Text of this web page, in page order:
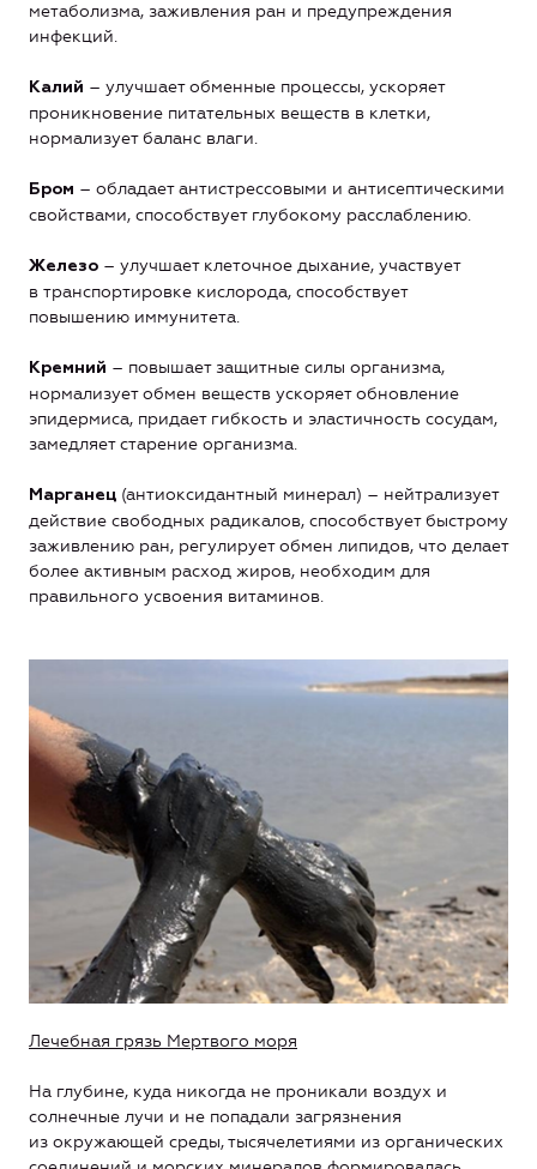
метаболизма, заживления ран и предупреждения
инфекций.
Калий – улучшает обменные процессы, ускоряет
проникновение питательных веществ в клетки,
нормализует баланс влаги.
Бром – обладает антистрессовыми и антисептическими
свойствами, способствует глубокому расслаблению.
Железо – улучшает клеточное дыхание, участвует
в транспортировке кислорода, способствует
повышению иммунитета.
Кремний – повышает защитные силы организма,
нормализует обмен веществ ускоряет обновление
эпидермиса, придает гибкость и эластичность сосудам,
замедляет старение организма.
Марганец (антиоксидантный минерал) – нейтрализует
действие свободных радикалов, способствует быстрому
заживлению ран, регулирует обмен липидов, что делает
более активным расход жиров, необходим для
правильного усвоения витаминов.
Лечебная грязь Мертвого моря
На глубине, куда никогда не проникали воздух и
солнечные лучи и не попадали загрязнения
из окружающей среды, тысячелетиями из органических